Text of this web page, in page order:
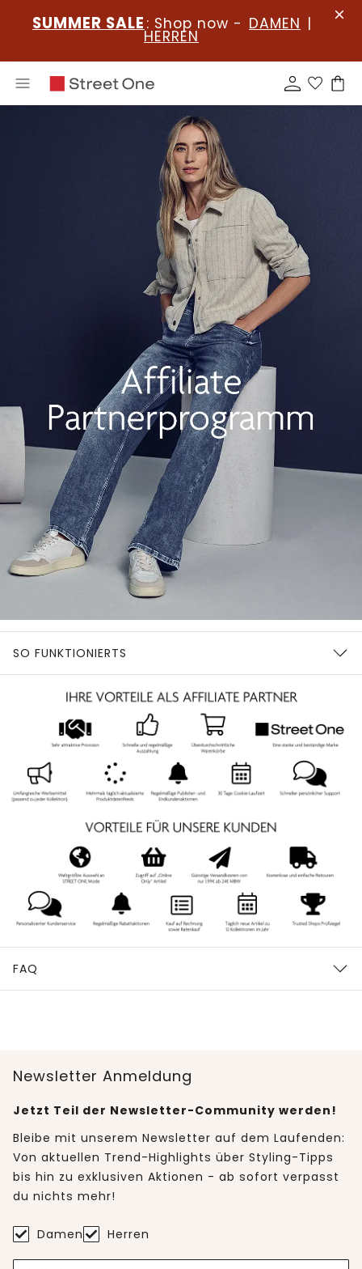
SUMMER SALE : Shop now - DAMEN |
HERREN
SO FUNKTIONIERTS
FAQ
Newsletter Anmeldung
Jetzt Teil der Newsletter-Community werden!
Bleibe mit unserem Newsletter auf dem Laufenden:
Von aktuellen Trend-Highlights über Styling-Tipps
bis hin zu exklusiven Aktionen - ab sofort verpasst
du nichts mehr!
Damen Herren